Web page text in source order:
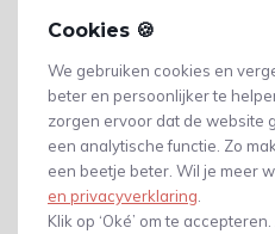
Cookies 🍪
We gebruiken cookies en
beter en persoonlijker te
zorgen ervoor dat de website
een analytische functie. Zo
een beetje beter. Wil je meer
en privacyverklaring
Klik op ‘Oké’ om te
organisatie.
Bedrukte
bewaard
Wijnflessen worden na
Terwijl een wijnkist bestemd is